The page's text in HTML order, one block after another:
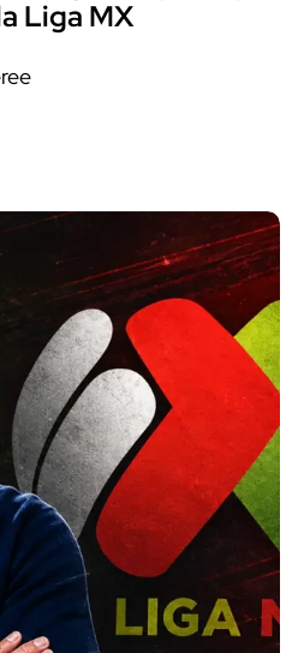
Liga MX